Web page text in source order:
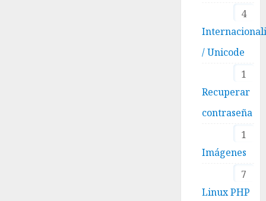
4
/ Unicode
1
Recuperar
contraseña
1
Imágenes
7
Linux PHP